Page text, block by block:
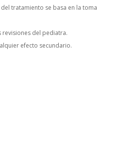
tratamiento se basa en la toma
revisiones del pediatra.
efecto secundario.